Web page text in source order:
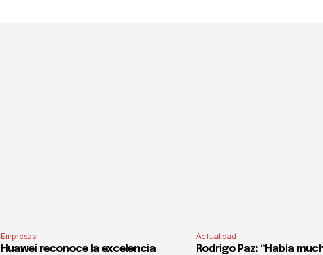
Empresas
Huawei reconoce la excelencia
Actualidad
Rodrigo Paz: “Había